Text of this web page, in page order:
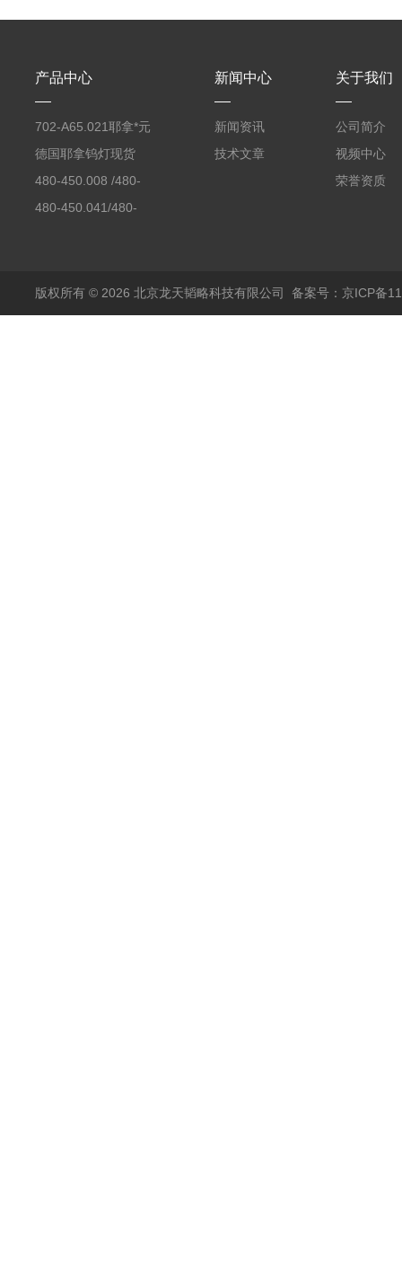
产品中心
702-A65.021耶拿*元
素分析仪反应罐
德国耶拿钨灯现货
480-450.008 /480-
450.008C耶拿镉Cd空
480-450.041/480-
包邮
新闻中心
新闻资讯
技术文章
关于我们
公司简介
视频中心
荣誉资质
版权所有 © 2026 北京龙天韬略科技有限公司 备案号：京ICP备